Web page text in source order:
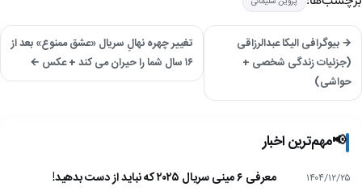
→ بیوگرافی الیکا عبدالرزاقی
(جزئیات زندگی شخصی +
حواشی)
تغییر چهره نهالِ سریال «عشق ممنوع» بعد از
۱۶ سال شما را حیران می کند + عکس ←
📢مهم‌ترین اخبار
۱۴۰۴/۱۲/۲۵ معرفی ۶ مینی سریال ۲۰۲۵ که نباید از دست بدهید!